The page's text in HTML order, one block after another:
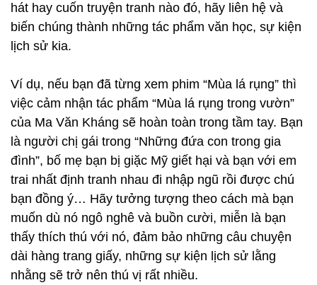
hát hay cuốn truyện tranh nào đó, hãy liên hệ và
biến chúng thành những tác phẩm văn học, sự kiện
lịch sử kia.
Ví dụ, nếu bạn đã từng xem phim “Mùa lá rụng” thì
việc cảm nhận tác phẩm “Mùa lá rụng trong vườn”
của Ma Văn Kháng sẽ hoàn toàn trong tầm tay. Bạn
là người chị gái trong “Những đứa con trong gia
đình”, bố mẹ bạn bị giặc Mỹ giết hại và bạn với em
trai nhất định tranh nhau đi nhập ngũ rồi được chú
bạn đồng ý… Hãy tưởng tượng theo cách mà bạn
muốn dù nó ngô nghê và buồn cười, miễn là bạn
thấy thích thú với nó, đảm bảo những câu chuyện
dài hàng trang giấy, những sự kiện lịch sử lằng
nhằng sẽ trở nên thú vị rất nhiều.